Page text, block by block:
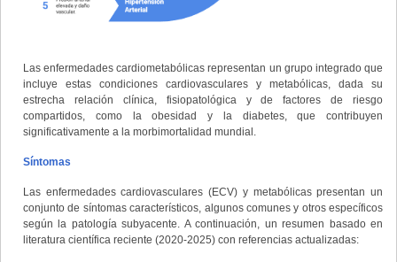
Las enfermedades cardiometabólicas representan un grupo integrado que
incluye estas condiciones cardiovasculares y metabólicas, dada su
estrecha relación clínica, fisiopatológica y de factores de riesgo
compartidos, como la obesidad y la diabetes, que contribuyen
significativamente a la morbimortalidad mundial.
Síntomas
Las enfermedades cardiovasculares (ECV) y metabólicas presentan un
conjunto de síntomas característicos, algunos comunes y otros específicos
según la patología subyacente. A continuación, un resumen basado en
literatura científica reciente (2020-2025) con referencias actualizadas: